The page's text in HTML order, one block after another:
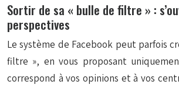
Sortir de sa « bulle de filtre » :
perspectives
Le système de Facebook peut parfois
filtre », en vous proposant
correspond à vos opinions et à vos